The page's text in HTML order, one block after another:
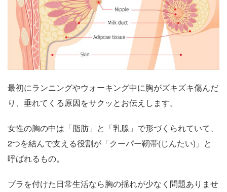
最初にランニングやウォーキング中に胸がズキズキ傷んだ
り、垂れてくる原因をサクッとお伝えします。
女性の胸の中は「脂肪」と「乳腺」で形づくられていて、
2つを結んで支える役割が「クーパー靭帯(じんたい)」と
呼ばれるもの。
ブラを付けた日常生活なら胸の揺れが少なく問題ありませ